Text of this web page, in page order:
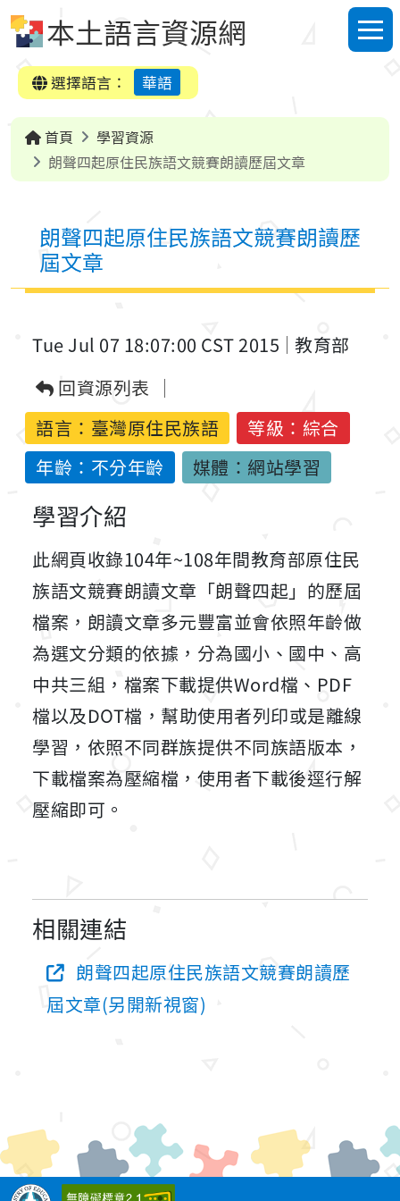
本土語言資源網
選單
選擇語言：
華語
首頁
學習資源
朗聲四起原住民族語文競賽朗讀歷屆文章
朗聲四起原住民族語文競賽朗讀歷
屆文章
Tue Jul 07 18:07:00 CST 2015
教育部
回資源列表
語言： 臺灣原住民族語
等級：綜合
年齡：不分年齡
媒體：網站學習
學習介紹
此網頁收錄104年~108年間教育部原住民
族語文競賽朗讀文章「朗聲四起」的歷屆
檔案，朗讀文章多元豐富並會依照年齡做
為選文分類的依據，分為國小、國中、高
中共三組，檔案下載提供Word檔、PDF
檔以及DOT檔，幫助使用者列印或是離線
學習，依照不同群族提供不同族語版本，
下載檔案為壓縮檔，使用者下載後逕行解
壓縮即可。
相關連結
朗聲四起原住民族語文競賽朗讀歷
屆文章(另開新視窗)